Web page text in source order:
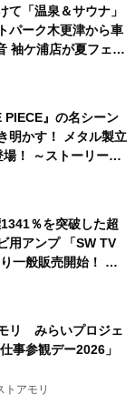
て「温泉＆サウナ」
パーク木更津から車
ケ浦店が夏フェア
PIECE』の名シーン
明かす！ メタル製立
！ ～ストーリーと
た 大人の体験型パズ
時より先行予約受付
％を突破した超
用アンプ 「SW TV
一般販売開始！ ケ
け、テレビの音が
リ みらいプロジェ
事参観デー2026」
トアモリ